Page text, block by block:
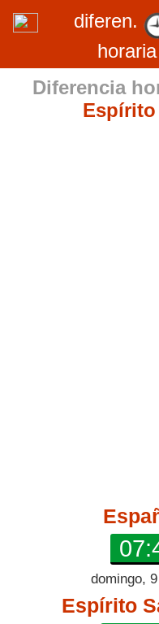
diferen.
horaria
Diferencia
domingo,
Espírito